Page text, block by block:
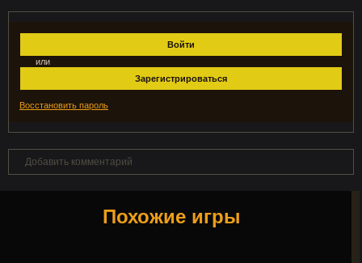
Войти
или
Зарегистрироваться
Восстановить пароль
Добавить комментарий
Похожие игры